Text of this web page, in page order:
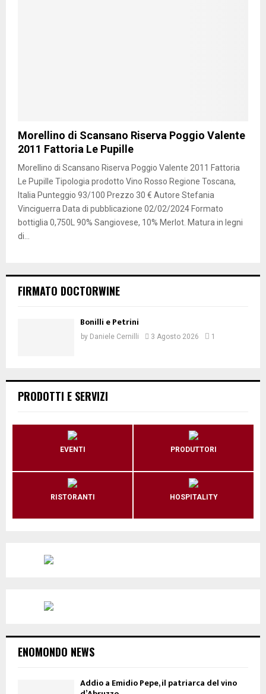
Morellino di Scansano Riserva Poggio Valente
2011 Fattoria Le Pupille
Morellino di Scansano Riserva Poggio Valente 2011 Fattoria
Le Pupille Tipologia prodotto Vino Rosso Regione Toscana,
Italia Punteggio 93/100 Prezzo 30 € Autore Stefania
Vinciguerra Data di pubblicazione 02/02/2024 Formato
bottiglia 0,750L 90% Sangiovese, 10% Merlot. Matura in legni
di...
FIRMATO DOCTORWINE
Bonilli e Petrini
by Daniele Cernilli 3 Agosto 2026 1
PRODOTTI E SERVIZI
EVENTI PRODUTTORI
RISTORANTI HOSPITALITY
ENOMONDO NEWS
Addio a Emidio Pepe, il patriarca del vino